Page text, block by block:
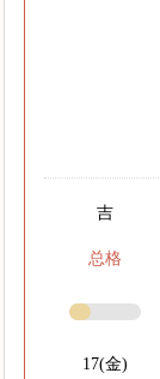
吉
总格
17(金)